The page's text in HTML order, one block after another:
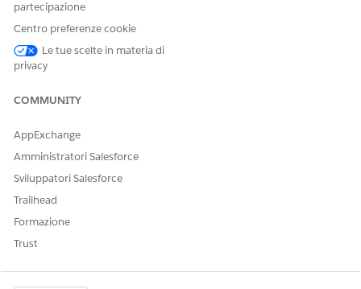
partecipazione
Centro preferenze cookie
Le tue scelte in materia di
privacy
COMMUNITY
AppExchange
Amministratori Salesforce
Sviluppatori Salesforce
Trailhead
Formazione
Trust